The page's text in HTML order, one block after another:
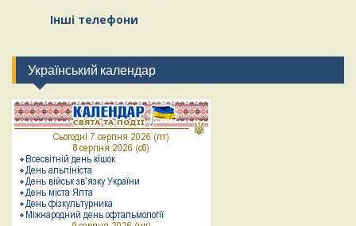
Інші телефони
Український календар